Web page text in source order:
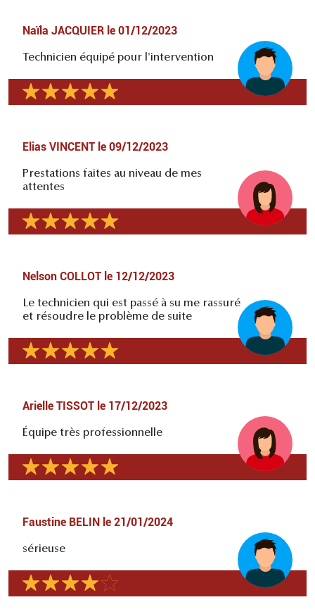
Naïla JACQUIER le 01/12/2023
Technicien équipé pour l'intervention
Elias VINCENT le 09/12/2023
Prestations faites au niveau de mes
attentes
Nelson COLLOT le 12/12/2023
Le technicien qui est passé à su me rassuré
et résoudre le problème de suite
Arielle TISSOT le 17/12/2023
Équipe très professionnelle
Faustine BELIN le 21/01/2024
sérieuse